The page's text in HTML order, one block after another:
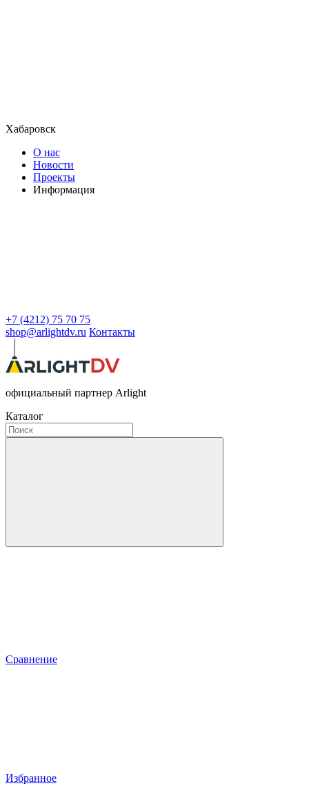
Хабаровск
О нас
Новости
Проекты
Информация
+7 (4212) 75 70 75
shop@arlightdv.ru Контакты
официальный партнер Arlight
Каталог
Сравнение
Избранное